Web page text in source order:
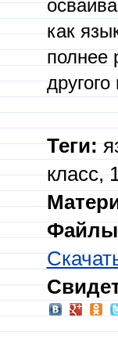
как
полнее
Теги:
класс,
Файлы